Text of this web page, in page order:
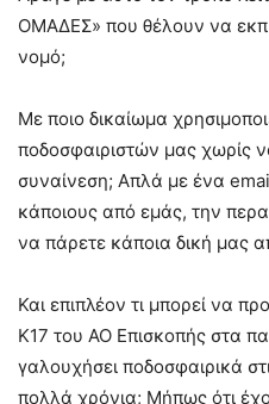
ΟΜΑΔΕΣ» που θέλουν να
νομό;
Με ποιο δικαίωμα
ποδοσφαιριστών μας χωρίς
συναίνεση; Απλά με ένα
κάποιους από εμάς, την
να πάρετε κάποια δική μας
Και επιπλέον τι μπορεί να
Κ17 του ΑΟ Επισκοπής στα
γαλουχήσει ποδοσφαιρικά
πολλά χρόνια; Μήπως ότι